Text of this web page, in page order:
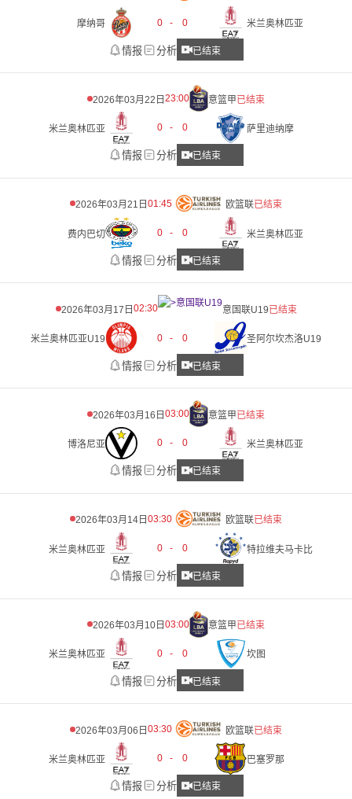
摩纳哥 0 - 0 米兰奥林匹亚
情报 分析 已结束
2026年03月22日 23:00 意篮甲已结束
米兰奥林匹亚 0 - 0 萨里迪纳摩
情报 分析 已结束
2026年03月21日 01:45 欧篮联已结束
费内巴切 0 - 0 米兰奥林匹亚
情报 分析 已结束
2026年03月17日 02:30 意国联U19已结束
米兰奥林匹亚U19 0 - 0 圣阿尔坎杰洛U19
情报 分析 已结束
2026年03月16日 03:00 意篮甲已结束
博洛尼亚 0 - 0 米兰奥林匹亚
情报 分析 已结束
2026年03月14日 03:30 欧篮联已结束
米兰奥林匹亚 0 - 0 特拉维夫马卡比
情报 分析 已结束
2026年03月10日 03:00 意篮甲已结束
米兰奥林匹亚 0 - 0 坎图
情报 分析 已结束
2026年03月06日 03:30 欧篮联已结束
米兰奥林匹亚 0 - 0 巴塞罗那
情报 分析 已结束